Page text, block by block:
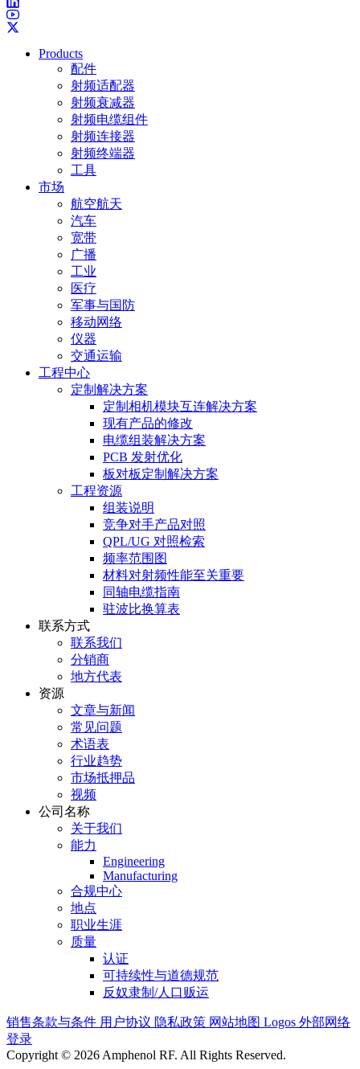
Products
配件
射频适配器
射频衰减器
射频电缆组件
射频连接器
射频终端器
工具
市场
航空航天
汽车
宽带
广播
工业
医疗
军事与国防
移动网络
仪器
交通运输
工程中心
定制解决方案
定制相机模块互连解决方案
现有产品的修改
电缆组装解决方案
PCB 发射优化
板对板定制解决方案
工程资源
组装说明
竞争对手产品对照
QPL/UG 对照检索
频率范围图
材料对射频性能至关重要
同轴电缆指南
驻波比换算表
联系方式
联系我们
分销商
地方代表
资源
文章与新闻
常见问题
术语表
行业趋势
市场抵押品
视频
公司名称
关于我们
能力
Engineering
Manufacturing
合规中心
地点
职业生涯
质量
认证
可持续性与道德规范
反奴隶制/人口贩运
销售条款与条件 用户协议 隐私政策 网站地图 Logos 外部网络
登录
Copyright © 2026 Amphenol RF. All Rights Reserved.